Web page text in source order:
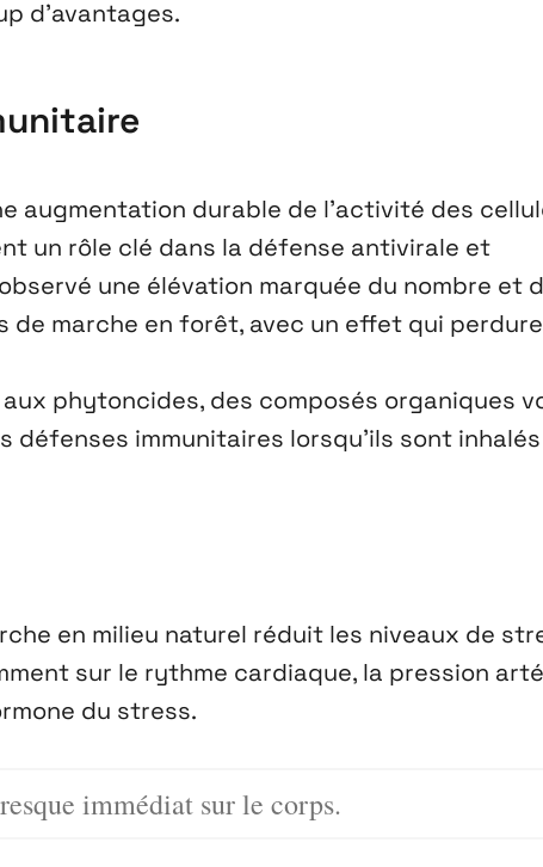
d’avantages.
augmentation durable de l’activité des
un rôle clé dans la défense antivirale et
une élévation marquée du nombre et
de marche en forêt, avec un effet qui perdure
phytoncides, des composés organiques
défenses immunitaires lorsqu’ils sont inhalés
en milieu naturel réduit les niveaux de
sur le rythme cardiaque, la pression
du stress.
immédiat sur le corps.